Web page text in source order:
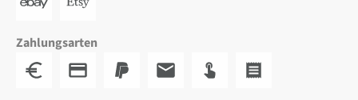
Zahlungsarten